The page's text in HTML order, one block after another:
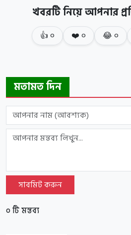
খবরটি নিয়ে আপনার
👍০ ❤️০ 😂০
মতামত দিন
সাবমিট করুন
০ টি মন্তব্য